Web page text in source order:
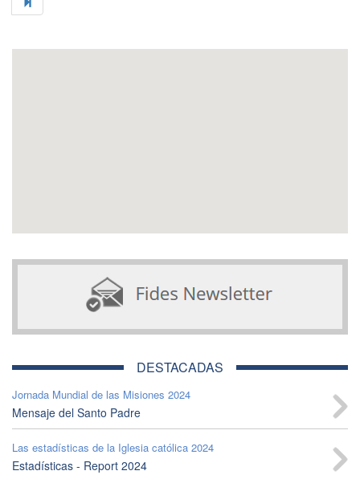
DESTACADAS
Jornada Mundial de las Misiones 2024
Mensaje del Santo Padre
Las estadísticas de la Iglesia católica 2024
Estadísticas - Report 2024